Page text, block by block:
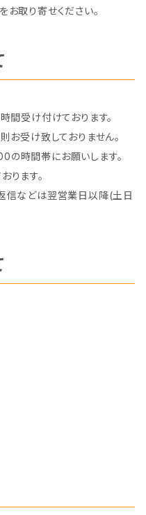
お取り寄せください。
間受け付けております。
受け致しておりません。
の時間帯にお願いします。
ります。
信などは翌営業日以降(土日